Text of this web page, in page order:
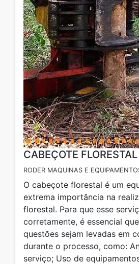
CABEÇOTE FLORESTAL
RODER MAQUINAS E
O cabeçote florestal é um
extrema importância na
florestal. Para que esse
corretamente, é essencial
questões sejam levadas em
durante o processo, como:
serviço; Uso de